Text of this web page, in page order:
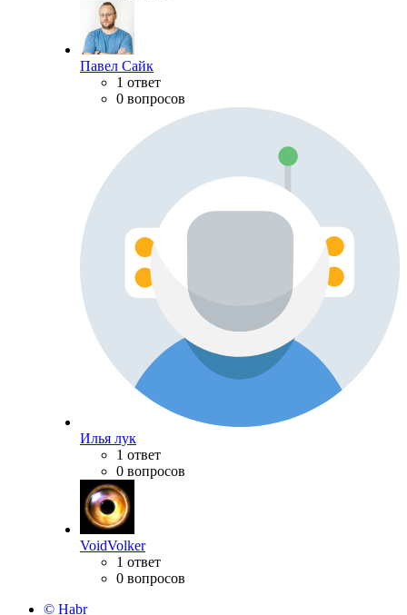
Павел Сайк
1 ответ
0 вопросов
Илья лук
1 ответ
0 вопросов
VoidVolker
1 ответ
0 вопросов
© Habr